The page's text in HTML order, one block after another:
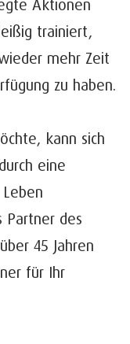
Aktionen
trainiert,
mehr Zeit
zu haben.
kann sich
eine
Partner des
45 Jahren
für Ihr